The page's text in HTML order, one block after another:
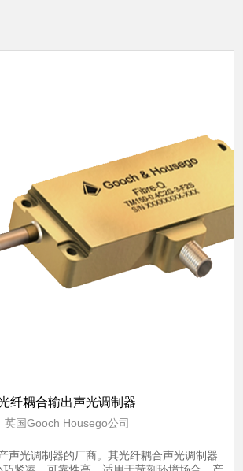
纤耦合输出声光调制器
英国Gooch Housego公司
声光调制器的厂商。其光纤耦合声光调制器